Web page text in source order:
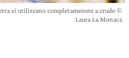
si utilizzano completamenete a crudo ©
Laura La Monaca